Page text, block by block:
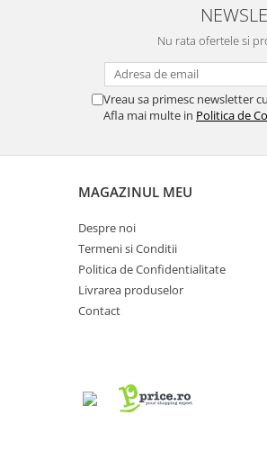
Nu rata ofertele si
Vreau sa primesc newsletter
Afla mai multe in Politica de
MAGAZINUL MEU
Despre noi
Termeni si Conditii
Politica de Confidentialitate
Livrarea produselor
Contact